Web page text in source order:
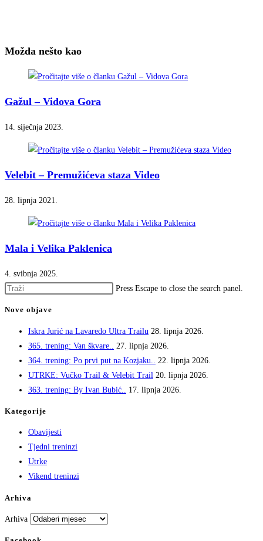
Možda nešto kao
Gažul – Vidova Gora
14. siječnja 2023.
Velebit – Premužićeva staza Video
28. lipnja 2021.
Mala i Velika Paklenica
4. svibnja 2025.
Press Escape to close the search panel.
Nove objave
Iskra Jurić na Lavaredo Ultra Trailu 28. lipnja 2026.
365. trening: Van škvare..
27. lipnja 2026.
364. trening: Po prvi put na Kozjaku..
22. lipnja 2026.
UTRKE: Vučko Trail & Velebit Trail 20. lipnja 2026.
363. trening: By Ivan Bubić..
17. lipnja 2026.
Kategorije
Obavijesti
Tjedni treninzi
Utrke
Vikend treninzi
Arhiva
Arhiva